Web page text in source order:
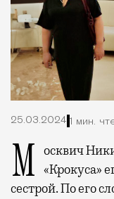
25.03.2024 1 мин.
Москвич Никита рассказал, как спаслись из «Крокуса»
сестрой. По его